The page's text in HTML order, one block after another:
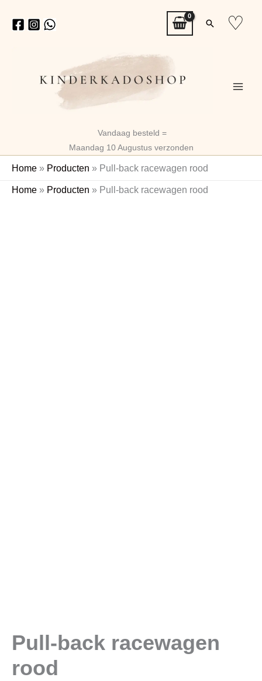
naar
Zoeken
♡
Vandaag besteld =
Maandag 10 Augustus verzonden
Home » Producten » Pull-back racewagen rood
Home » Producten » Pull-back racewagen rood
Pull-back racewagen
rood
Pull-